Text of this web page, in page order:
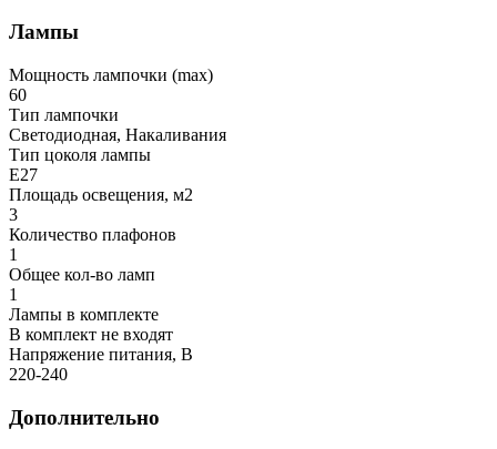
Лампы
Мощность лампочки (max)
60
Тип лампочки
Светодиодная, Накаливания
Тип цоколя лампы
E27
Площадь освещения, м2
3
Количество плафонов
1
Общее кол-во ламп
1
Лампы в комплекте
В комплект не входят
Напряжение питания, В
220-240
Дополнительно